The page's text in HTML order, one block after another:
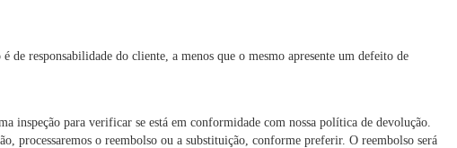
responsabilidade do cliente, a menos que o mesmo apresente um defeito de
inspeção para verificar se está em conformidade com nossa política de devolução.
processaremos o reembolso ou a substituição, conforme preferir. O reembolso será